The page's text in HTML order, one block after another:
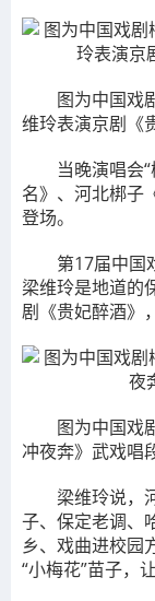
图为中国戏剧
维玲表演京剧
当晚演唱会“
名》、河北梆子
登场。
第17届中国戏
梁维玲是地道的
剧《贵妃醉酒》
图为中国戏剧
冲夜奔》武戏
梁维玲说，河
子、保定老调、
乡、戏曲进校园
“小梅花”苗子，